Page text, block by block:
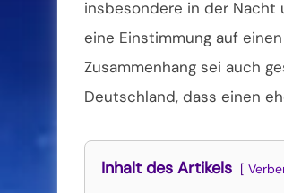
insbesondere in der Nacht
eine Einstimmung auf
Zusammenhang sei auch
Deutschland, dass einen
Inhalt des Artikels